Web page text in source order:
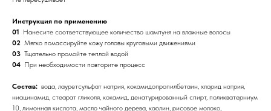
Инструкция по применению
01 Нанесите соответствующее количество шампуня на влажные волосы
02 Мягко помассируйте кожу головы круговыми движениями
03 Тщательно промойте теплой водой
04 При необходимости повторите процесс
Состав: вода, лауретсульфат натрия, кокамидопропилбетаин, хлорид натрия,
ниацинамид, стеарат гликоля, кокамид, денатурированный спирт, поликватерниум
10, лимонная кислота, масло чайного дерева, каолин, рисовое молоко,